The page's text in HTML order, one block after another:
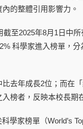
的整體引用影響力。
至2025年8月1日中
科學家進入榜單，
去年成長2位；而在
榜者，反映本校長期
學家榜單（World’s